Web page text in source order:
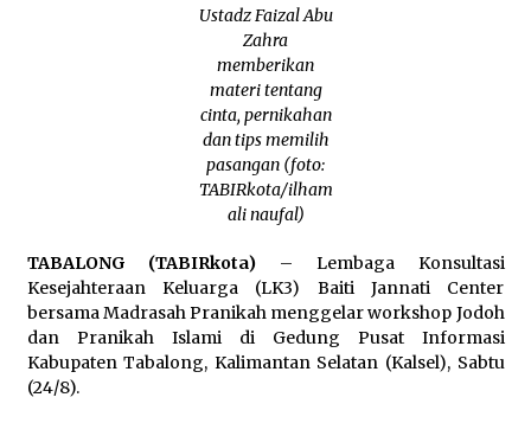
Agustus 6, 2026
HUT ke-51, Indocement Perkuat Inovasi dan
Keberlanjutan Masa Depan Lebih Hijau
Agustus 6, 2026
Hari Kedua Kaji Tiru di DIY, Bupati Barito Utara
Pimpin Kunker ke Pemkab Gunung Kidul
Agustus 5, 2026
Eksekusi Putusan PN, Kejari Kotabaru Setor
PNBP 400 Juta dari Kasus Tambang Ilegal
Agustus 5, 2026
Ustadz Faizal Abu
Zahra
memberikan
materi tentang
cinta, pernikahan
dan tips memilih
pasangan (foto:
TABIRkota/ilham
ali naufal)
TABALONG (TABIRkota) – Lembaga Konsultasi
Kesejahteraan Keluarga (LK3) Baiti Jannati Center
bersama Madrasah Pranikah menggelar workshop Jodoh
dan Pranikah Islami di Gedung Pusat Informasi
Kabupaten Tabalong, Kalimantan Selatan (Kalsel), Sabtu
(24/8).